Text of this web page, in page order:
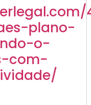
plano-
o-
com-